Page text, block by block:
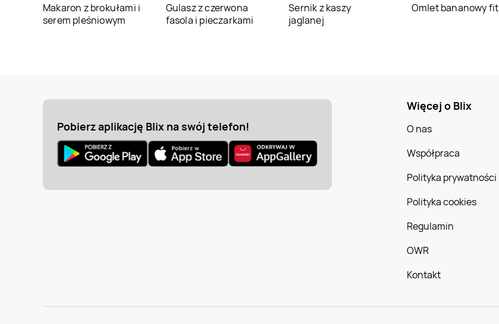
Makaron z brokułami i
serem pleśniowym
Gulasz z czerwona
fasola i pieczarkami
Sernik z kaszy
jaglanej
Omlet bananowy fit
Pobierz aplikację Blix na swój telefon!
Więcej o Blix
O nas
Współpraca
Polityka prywatności
Polityka cookies
Regulamin
OWR
Kontakt